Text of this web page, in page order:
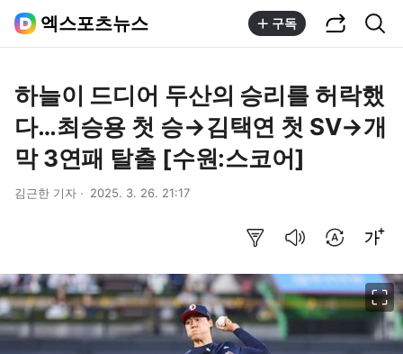
엑스포츠뉴스 구독
하늘이 드디어 두산의 승리를 허락했
다…최승용 첫 승→김택연 첫 SV→개
막 3연패 탈출 [수원:스코어]
김근한 기자 2025. 3. 26. 21:17